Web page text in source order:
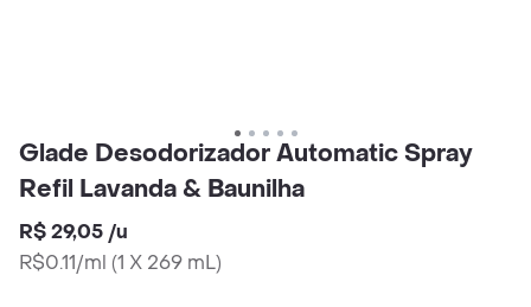
Glade Desodorizador Automatic Spray
Refil Lavanda & Baunilha
R$ 29,05 /u
R$0.11/ml (1 X 269 mL)